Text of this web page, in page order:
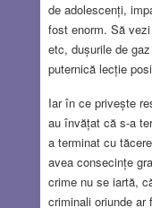
de adolescenți,
fost enorm. Să
etc, dușurile de
puternică lecție
Iar în ce privește
au învățat că s-a
a terminat cu
avea consecințe
crime nu se iartă,
criminali oriunde